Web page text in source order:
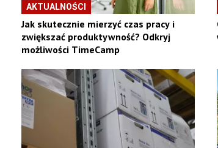
AKTUALNOŚCI
Jak skutecznie mierzyć czas pracy i
zwiększać produktywność? Odkryj
możliwości TimeCamp